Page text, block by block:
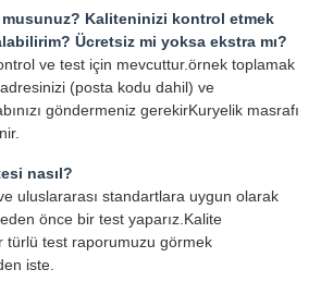
musunuz? Kaliteninizi kontrol etmek
Ücretsiz mi yoksa ekstra mı?
ve test için mevcuttur.örnek toplamak
adresinizi (posta kodu dahil) ve
göndermeniz gerekirKuryelik masrafı
nasıl?
uluslararası standartlara uygun olarak
önce bir test yaparız.Kalite
türlü test raporumuzu görmek
iste.